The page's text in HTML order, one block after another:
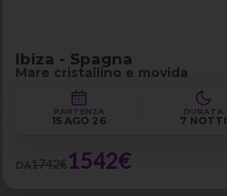
Ibiza - Spagna
Mare cristallino e movida
PARTENZA
15 AGO 26
DURATA
7 NOTTI
DA1742€1542€